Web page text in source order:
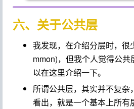
六、关于公共层
我发现，在介绍分层时，很
mmon)，但我个人觉得公
以在这里介绍一下。
所谓公共层，其实并不复杂
看出，就是一个基本上所有